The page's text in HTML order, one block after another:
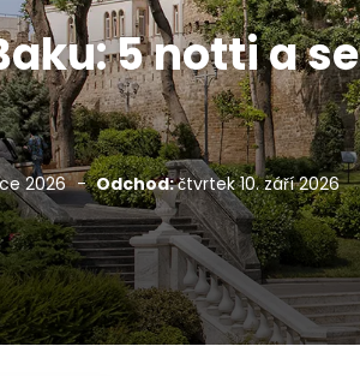
5 notti a
2026 - Odchod:čtvrtek 10. září 2026